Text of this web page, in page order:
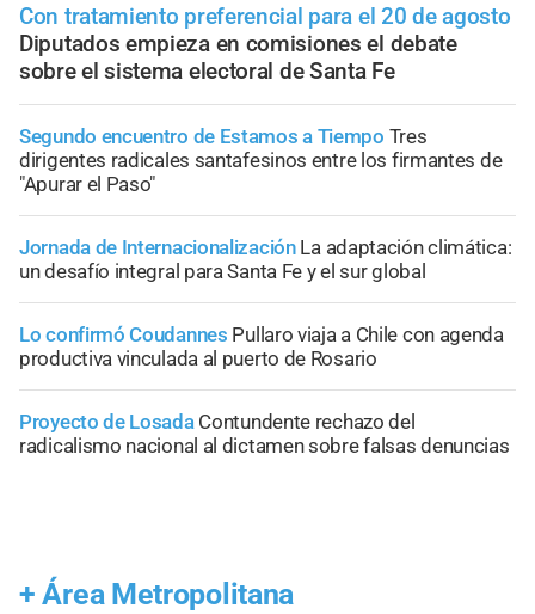
Con tratamiento preferencial para el 20 de agosto
Diputados empieza en comisiones el debate
sobre el sistema electoral de Santa Fe
Segundo encuentro de Estamos a Tiempo Tres
dirigentes radicales santafesinos entre los firmantes de
"Apurar el Paso"
Jornada de Internacionalización La adaptación climática:
un desafío integral para Santa Fe y el sur global
Lo confirmó Coudannes Pullaro viaja a Chile con agenda
productiva vinculada al puerto de Rosario
Proyecto de Losada Contundente rechazo del
radicalismo nacional al dictamen sobre falsas denuncias
+ Área Metropolitana